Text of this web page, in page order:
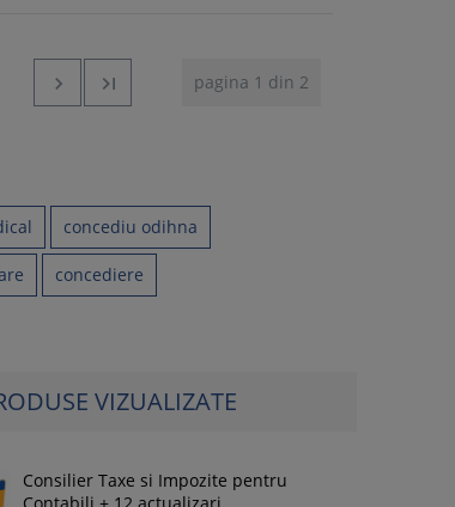
pagina 1 din 2


concediu odihna
concediere
VIZUALIZATE
Consilier Taxe si Impozite pentru